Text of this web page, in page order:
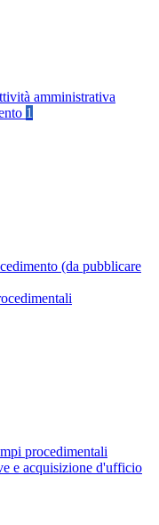
amministrativa
1
(da pubblicare
procedimentali
e acquisizione d'ufficio